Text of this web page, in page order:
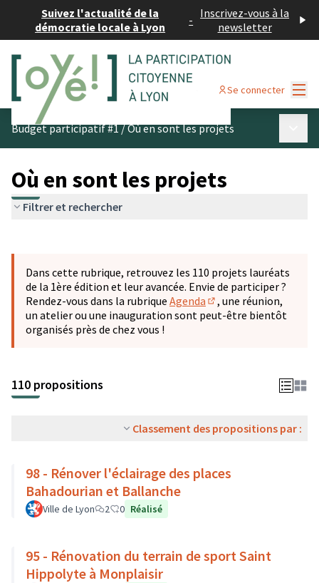
Suivez l'actualité de la
démocratie locale à Lyon
- Inscrivez-vous à la
newsletter
Se connecter
Budget participatif #1/Où en sont les projets
Où en sont les projets
Filtrer et rechercher
−
Dans cette rubrique, retrouvez les 110 projets lauréats
de la 1ère édition et leur avancée. Envie de participer ?
Rendez-vous dans la rubrique Agenda
(S'ouvre dans un
, une réunion,
un atelier ou une inauguration sont peut-être bientôt
organisés près de chez vous !
110 propositions
Classement des propositions par :
98 - Rénover l'éclairage des places
Bahadourian et Ballanche
Ville de Lyon 2 0 Réalisé
95 - Rénovation du terrain de sport Saint
Hippolyte à Monplaisir